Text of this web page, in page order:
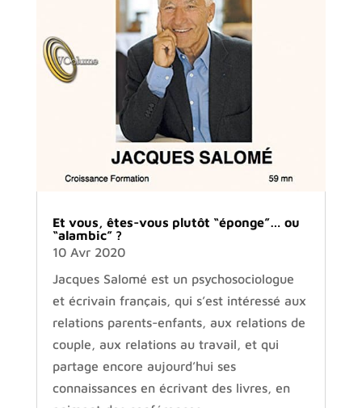
Et vous, êtes-vous plutôt “éponge”… ou
“alambic” ?
10 Avr 2020
Jacques Salomé est un psychosociologue
et écrivain français, qui s’est intéressé aux
relations parents-enfants, aux relations de
couple, aux relations au travail, et qui
partage encore aujourd’hui ses
connaissances en écrivant des livres, en